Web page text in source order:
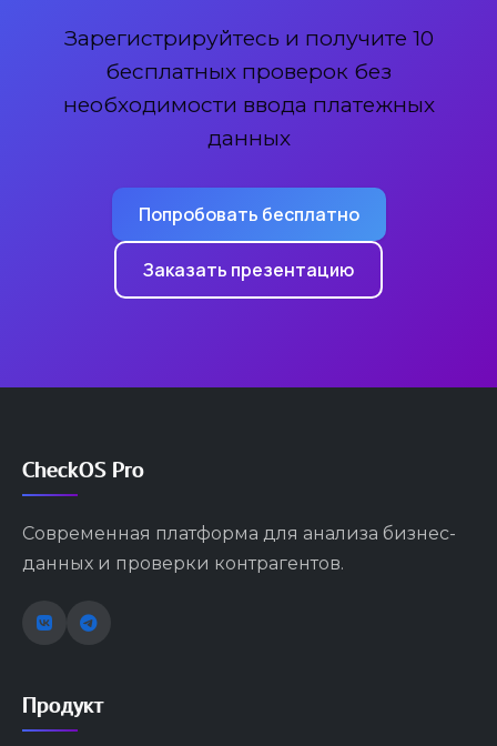
Зарегистрируйтесь и получите 10
бесплатных проверок без
необходимости ввода платежных
данных
Попробовать бесплатно
Заказать презентацию
CheckOS Pro
Современная платформа для анализа бизнес-
данных и проверки контрагентов.
Продукт